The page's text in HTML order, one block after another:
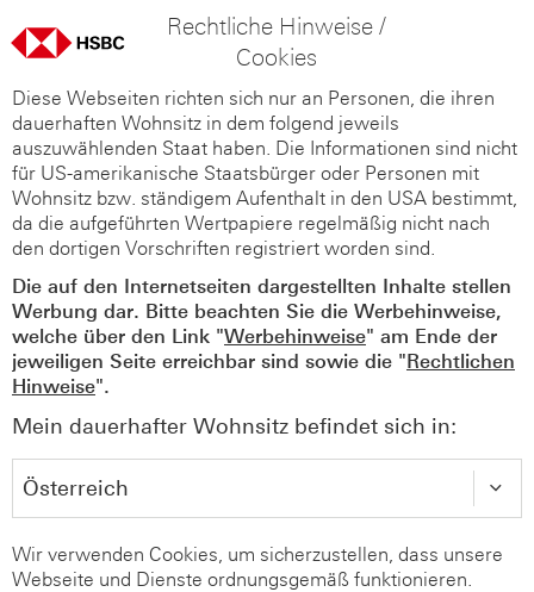
Rechtliche Hinweise /
Cookies
Diese Webseiten richten sich nur an Personen, die ihren
dauerhaften Wohnsitz in dem folgend jeweils
auszuwählenden Staat haben. Die Informationen sind nicht
für US-amerikanische Staatsbürger oder Personen mit
Wohnsitz bzw. ständigem Aufenthalt in den USA bestimmt,
da die aufgeführten Wertpapiere regelmäßig nicht nach
den dortigen Vorschriften registriert worden sind.
Die auf den Internetseiten dargestellten Inhalte stellen
Werbung dar. Bitte beachten Sie die Werbehinweise,
welche über den Link "Werbehinweise" am Ende der
jeweiligen Seite erreichbar sind sowie die "Rechtlichen
Hinweise".
Mein dauerhafter Wohnsitz befindet sich in:
Wir verwenden Cookies, um sicherzustellen, dass unsere
Webseite und Dienste ordnungsgemäß funktionieren.